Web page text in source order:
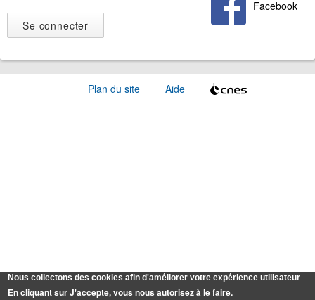
Facebook
Plan du site Aide
Nous collectons des cookies afin d'améliorer votre expérience utilisateur
En cliquant sur J'accepte, vous nous autorisez à le faire.